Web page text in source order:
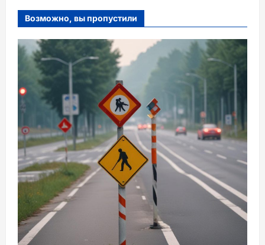
Возможно, вы пропустили